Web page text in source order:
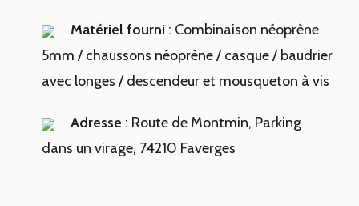
Matériel fourni : Combinaison néoprène
5mm / chaussons néoprène / casque / baudrier
avec longes / descendeur et mousqueton à vis
Adresse : Route de Montmin, Parking
dans un virage, 74210 Faverges